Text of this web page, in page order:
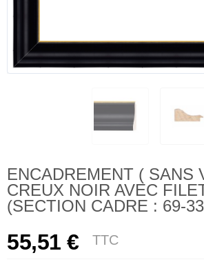
ENCADREMENT ( SANS
CREUX NOIR AVEC
(SECTION CADRE : 69-
55,51 € TTC